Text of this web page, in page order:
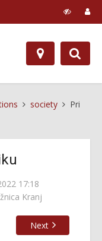
society
Pri
17:18
Kranj
Next